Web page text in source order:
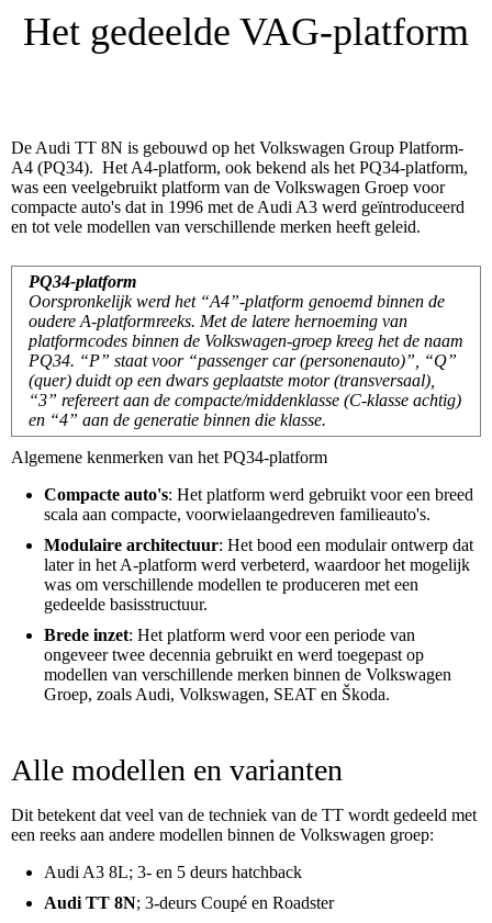
Het gedeelde VAG-platform
De Audi TT 8N is gebouwd op het Volkswagen Group Platform-
A4 (PQ34). Het A4-platform, ook bekend als het PQ34-platform,
was een veelgebruikt platform van de Volkswagen Groep voor
compacte auto's dat in 1996 met de Audi A3 werd geïntroduceerd
en tot vele modellen van verschillende merken heeft geleid.
PQ34-platform
Oorspronkelijk werd het “A4”-platform genoemd binnen de
oudere A-platformreeks. Met de latere hernoeming van
platformcodes binnen de Volkswagen-groep kreeg het de naam
PQ34. “P” staat voor “passenger car (personenauto)”, “Q”
(quer) duidt op een dwars geplaatste motor (transversaal),
“3” refereert aan de compacte/middenklasse (C-klasse achtig)
en “4” aan de generatie binnen die klasse.
Algemene kenmerken van het PQ34-platform
Compacte auto's: Het platform werd gebruikt voor een breed
scala aan compacte, voorwielaangedreven familieauto's.
Modulaire architectuur: Het bood een modulair ontwerp dat
later in het A-platform werd verbeterd, waardoor het mogelijk
was om verschillende modellen te produceren met een
gedeelde basisstructuur.
Brede inzet: Het platform werd voor een periode van
ongeveer twee decennia gebruikt en werd toegepast op
modellen van verschillende merken binnen de Volkswagen
Groep, zoals Audi, Volkswagen, SEAT en Škoda.
Alle modellen en varianten
Dit betekent dat veel van de techniek van de TT wordt gedeeld met
een reeks aan andere modellen binnen de Volkswagen groep:
Audi A3 8L; 3- en 5 deurs hatchback
Audi TT 8N; 3-deurs Coupé en Roadster